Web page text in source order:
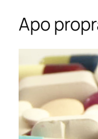
Apo